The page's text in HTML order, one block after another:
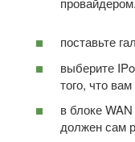
поставьте
выберите
того, что
в блоке
должен сам